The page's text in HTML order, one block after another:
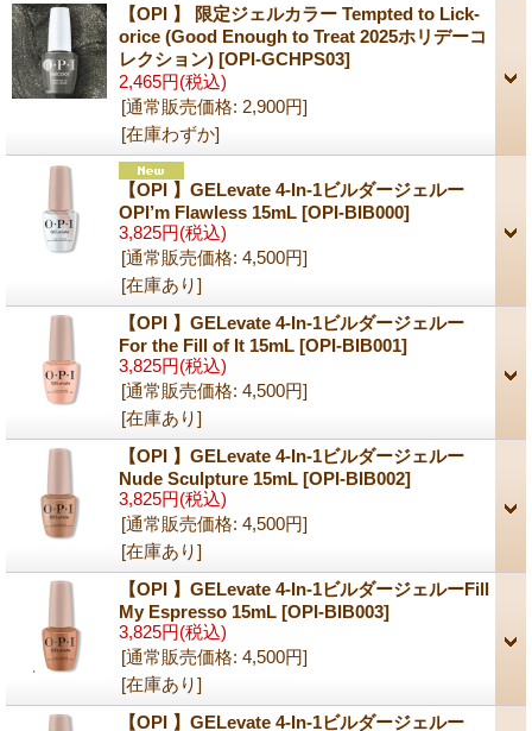
【OPI 】 限定ジェルカラー Tempted to Lick-
orice (Good Enough to Treat 2025ホリデーコ
レクション) [OPI-GCHPS03]
2,465円(税込)
[通常販売価格: 2,900円]
[在庫わずか]
【OPI 】GELevate 4-In-1ビルダージェルー
OPI’m Flawless 15mL [OPI-BIB000]
3,825円(税込)
[通常販売価格: 4,500円]
[在庫あり]
【OPI 】GELevate 4-In-1ビルダージェルー
For the Fill of It 15mL [OPI-BIB001]
3,825円(税込)
[通常販売価格: 4,500円]
[在庫あり]
【OPI 】GELevate 4-In-1ビルダージェルー
Nude Sculpture 15mL [OPI-BIB002]
3,825円(税込)
[通常販売価格: 4,500円]
[在庫あり]
【OPI 】GELevate 4-In-1ビルダージェルーFill
My Espresso 15mL [OPI-BIB003]
3,825円(税込)
[通常販売価格: 4,500円]
[在庫あり]
【OPI 】GELevate 4-In-1ビルダージェルー